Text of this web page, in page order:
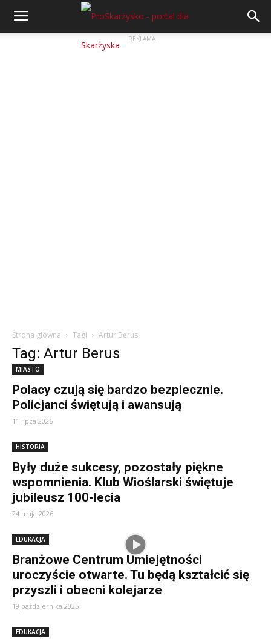
REKLAMA
Strona główna Tagi Artur Berus
Tag: Artur Berus
MIASTO
Polacy czują się bardzo bezpiecznie.
Policjanci świętują i awansują
11 lipca 2026
HISTORIA
Były duże sukcesy, pozostały piękne
wspomnienia. Klub Wioślarski świętuje
jubileusz 100-lecia
24 maja 2026
EDUKACJA
Branżowe Centrum Umiejętności
uroczyście otwarte. Tu będą kształcić się
przyszli i obecni kolejarze
19 października 2025
EDUKACJA